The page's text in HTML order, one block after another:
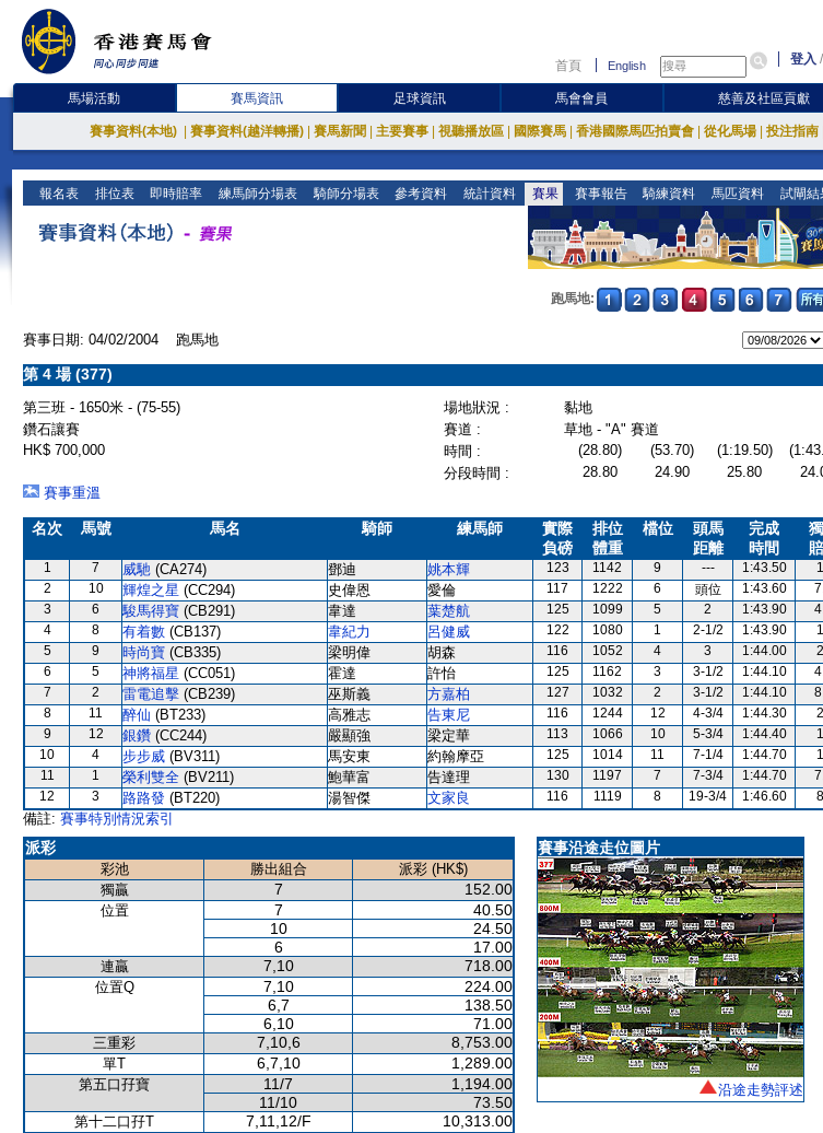
首頁 English 登入 /
馬場活動 賽馬資訊 足球資訊 馬會會員 慈善及社區貢獻
賽事資料(本地) 賽事資料(越洋轉播) 賽馬新聞 主要賽事 視聽播放區 國際賽馬 香港國際馬匹拍賣會 從化馬場 投注指南
報名表 排位表 即時賠率 練馬師分場表 騎師分場表 參考資料 統計資料 賽果 賽事報告 騎練資料 馬匹資料 試閘結
跑馬地:
賽事日期: 04/02/2004 跑馬地
第 4 場 (377)
第三班 - 1650米 - (75-55) 場地狀況 :
黏地
鑽石讓賽
賽道 :
草地 - "A" 賽道
HK$ 700,000
時間 : (28.80) (53.70) (1:19.50)
分段時間 :
28.80 24.90 25.80
賽事重溫
名次 馬號 馬名 騎師 練馬師
實際
負磅
排位
體重
檔位
頭馬
距離
完成
時間
1 7 威馳 (CA274) 鄧迪 姚本輝 123 1142 9 --- 1:43.50
2
10 輝煌之星 (CC294) 史偉恩 愛倫 117 1222 6 頭位 1:43.60
3
6 駿馬得寶 (CB291) 韋達 葉楚航 125 1099 5 2 1:43.90
4
8 有着數 (CB137) 韋紀力 呂健威 122 1080 1 2-1/2 1:43.90
5
9 時尚寶 (CB335) 梁明偉 胡森 116 1052 4 3 1:44.00
6
5 神將福星 (CC051) 霍達 許怡 125 1162 3 3-1/2 1:44.10
7
2 雷電追擊 (CB239) 巫斯義 方嘉柏 127 1032 2 3-1/2 1:44.10
8
11 醉仙 (BT233) 高雅志 告東尼 116 1244 12 4-3/4 1:44.30
9
12 銀鑽 (CC244) 嚴顯強 梁定華 113 1066 10 5-3/4 1:44.40
10
4 步步威 (BV311) 馬安東 約翰摩亞 125 1014 11 7-1/4 1:44.70
11
1 榮利雙全 (BV211) 鮑華富 告達理 130 1197 7 7-3/4 1:44.70
12
3 路路發 (BT220) 湯智傑 文家良 116 1119 8 19-3/4 1:46.60
備註: 賽事特別情況索引
派彩
彩池 勝出組合
派彩 (HK$)
獨贏
7 152.00
位置 7
40.50
10
24.50
6
17.00
連贏 7,10 718.00
位置Q 7,10
224.00
6,7
138.50
6,10
71.00
三重彩 7,10,6 8,753.00
單T 6,7,10 1,289.00
第五口孖寶 11/7
1,194.00
11/10
73.50
第十二口孖T 7,11,12/F 10,313.00
賽事沿途走位圖片
沿途走勢評述